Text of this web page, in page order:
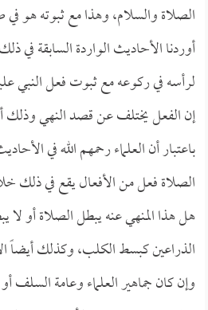
الصلاة والسلام، وهذا مع ثبوته هو
أوردنا الأحاديث الواردة السابقة في
لرأسه في ركوعه مع ثبوت فعل النبي
إن الفعل يختلف عن قصد النهي وذلك
باعتبار أن العلماء رحمهم الله في
الصلاة فعل من الأفعال يقع في ذلك
هل هذا المنهي عنه يبطل الصلاة أو
الذراعين كبسط الكلب، وكذلك أيضاً
وإن كان جماهير العلماء وعامة السلف أو